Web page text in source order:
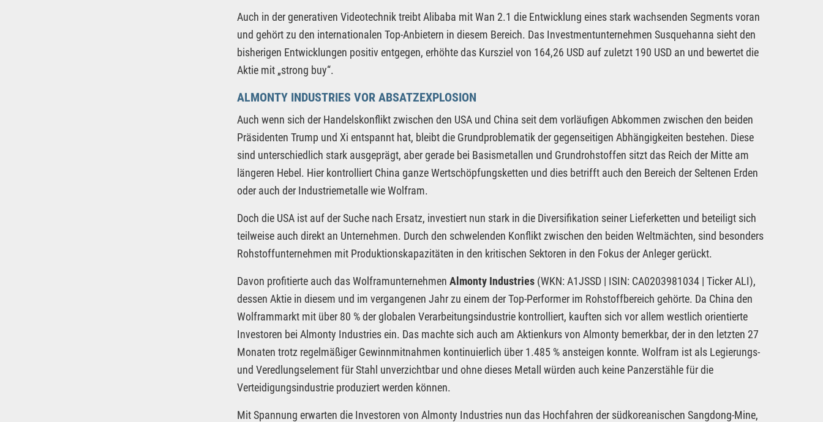
Auch in der generativen Videotechnik treibt Alibaba mit Wan 2.1 die Entwicklung eines stark wachsenden Segments voran
und gehört zu den internationalen Top-Anbietern in diesem Bereich. Das Investmentunternehmen Susquehanna sieht den
bisherigen Entwicklungen positiv entgegen, erhöhte das Kursziel von 164,26 USD auf zuletzt 190 USD an und bewertet die
Aktie mit „strong buy“.
ALMONTY INDUSTRIES VOR ABSATZEXPLOSION
Auch wenn sich der Handelskonflikt zwischen den USA und China seit dem vorläufigen Abkommen zwischen den beiden
Präsidenten Trump und Xi entspannt hat, bleibt die Grundproblematik der gegenseitigen Abhängigkeiten bestehen. Diese
sind unterschiedlich stark ausgeprägt, aber gerade bei Basismetallen und Grundrohstoffen sitzt das Reich der Mitte am
längeren Hebel. Hier kontrolliert China ganze Wertschöpfungsketten und dies betrifft auch den Bereich der Seltenen Erden
oder auch der Industriemetalle wie Wolfram.
Doch die USA ist auf der Suche nach Ersatz, investiert nun stark in die Diversifikation seiner Lieferketten und beteiligt sich
teilweise auch direkt an Unternehmen. Durch den schwelenden Konflikt zwischen den beiden Weltmächten, sind besonders
Rohstoffunternehmen mit Produktionskapazitäten in den kritischen Sektoren in den Fokus der Anleger gerückt.
Davon profitierte auch das Wolframunternehmen Almonty Industries (WKN: A1JSSD | ISIN: CA0203981034 | Ticker ALI),
dessen Aktie in diesem und im vergangenen Jahr zu einem der Top-Performer im Rohstoffbereich gehörte. Da China den
Wolframmarkt mit über 80 % der globalen Verarbeitungsindustrie kontrolliert, kauften sich vor allem westlich orientierte
Investoren bei Almonty Industries ein. Das machte sich auch am Aktienkurs von Almonty bemerkbar, der in den letzten 27
Monaten trotz regelmäßiger Gewinnmitnahmen kontinuierlich über 1.485 % ansteigen konnte. Wolfram ist als Legierungs-
und Veredlungselement für Stahl unverzichtbar und ohne dieses Metall würden auch keine Panzerstähle für die
Verteidigungsindustrie produziert werden können.
Mit Spannung erwarten die Investoren von Almonty Industries nun das Hochfahren der südkoreanischen Sangdong-Mine,